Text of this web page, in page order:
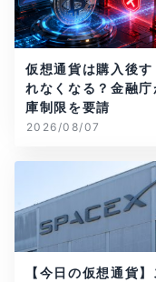
仮想通貨は購入後す
れなくなる？金融庁
庫制限を要請
2026/08/07
【今日の仮想通貨